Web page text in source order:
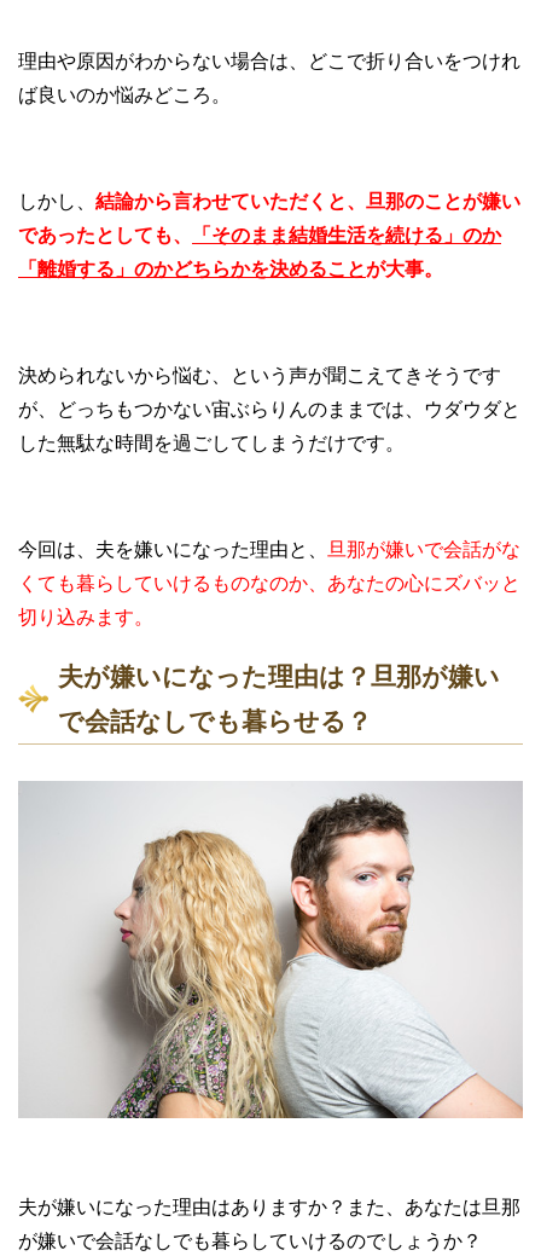
理由や原因がわからない場合は、どこで折り合いをつけれ
ば良いのか悩みどころ。
しかし、 結論から言わせていただくと、旦那のことが嫌い
であったとしても、
「そのまま結婚生活を続ける」のか
「離婚する」のかどちらかを決めることが大事。
決められないから悩む、という声が聞こえてきそうです
が、どっちもつかない宙ぶらりんのままでは、ウダウダと
した無駄な時間を過ごしてしまうだけです。
今回は、夫を嫌いになった理由と、
旦那が嫌いで会話がな
くても暮らしていけるものなのか、あなたの心にズバッと
切り込みます。
夫が嫌いになった理由は？旦那が嫌い
で会話なしでも暮らせる？
夫が嫌いになった理由はありますか？また、あなたは旦那
が嫌いで会話なしでも暮らしていけるのでしょうか？